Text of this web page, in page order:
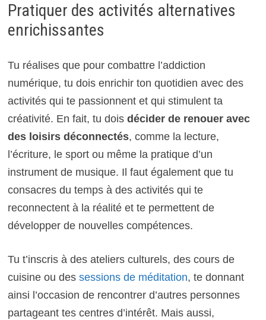
Pratiquer des activités alternatives
enrichissantes
Tu réalises que pour combattre l’addiction
numérique, tu dois enrichir ton quotidien avec des
activités qui te passionnent et qui stimulent ta
créativité. En fait, tu dois décider de renouer avec
des loisirs déconnectés, comme la lecture,
l’écriture, le sport ou même la pratique d’un
instrument de musique. Il faut également que tu
consacres du temps à des activités qui te
reconnectent à la réalité et te permettent de
développer de nouvelles compétences.
Tu t’inscris à des ateliers culturels, des cours de
cuisine ou des sessions de méditation, te donnant
ainsi l’occasion de rencontrer d’autres personnes
partageant tes centres d’intérêt. Mais aussi,